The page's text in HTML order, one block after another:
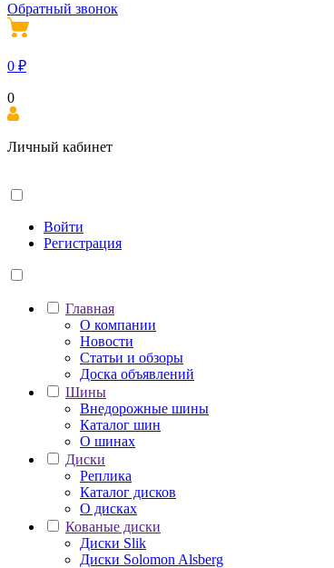
Обратный звонок
0 ₽
0
Личный кабинет
Войти
Регистрация
Главная
О компании
Новости
Статьи и обзоры
Доска объявлений
Шины
Внедорожные шины
Каталог шин
О шинах
Диски
Реплика
Каталог дисков
О дисках
Кованые диски
Диски Slik
Диски Solomon Alsberg